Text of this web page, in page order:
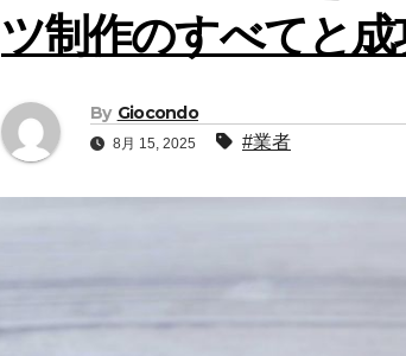
ツ制作のすべてと
By Giocondo
8月 15, 2025 #業者